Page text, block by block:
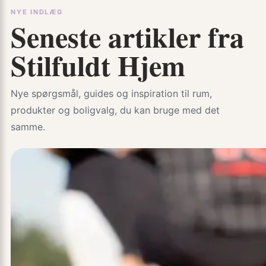
NYE INDLÆG
Seneste artikler fra
Stilfuldt Hjem
Nye spørgsmål, guides og inspiration til rum,
produkter og boligvalg, du kan bruge med det
samme.